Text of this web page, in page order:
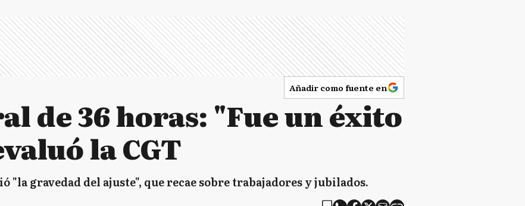
Añadir como fuente en
de 36 horas: "Fue un éxito
la CGT
"la gravedad del ajuste", que recae sobre trabajadores y jubilados.